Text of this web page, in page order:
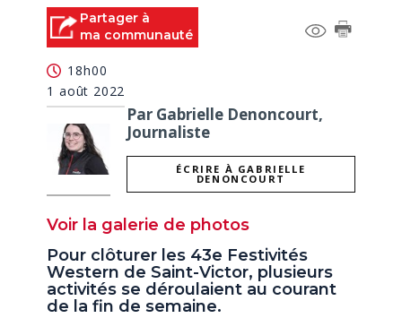
Partager à
ma communauté
18h00
1 août 2022
Par Gabrielle Denoncourt,
Journaliste
ÉCRIRE À GABRIELLE
DENONCOURT
Voir la galerie de photos
Pour clôturer les 43e Festivités
Western de Saint-Victor, plusieurs
activités se déroulaient au courant
de la fin de semaine.